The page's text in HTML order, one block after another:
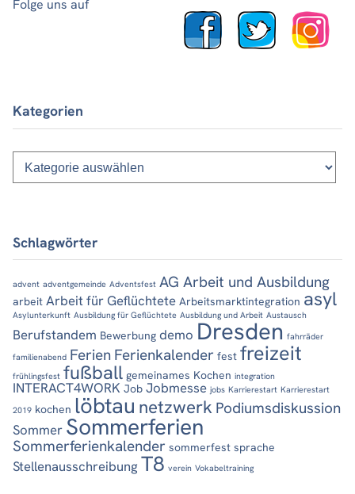
Folge uns auf
Kategorien
Kategorien
Schlagwörter
advent adventgemeinde Adventsfest AG Arbeit und Ausbildung
arbeit Arbeit für Geflüchtete Arbeitsmarktintegration asyl
Asylunterkunft Ausbildung für Geflüchtete Ausbildung und Arbeit Austausch
Berufstandem Bewerbung demo Dresden fahrräder
familienabend Ferien Ferienkalender fest freizeit
frühlingsfest fußball gemeinames Kochen integration
INTERACT4WORK Job Jobmesse jobs Karrierestart Karrierestart
2019 kochen löbtau netzwerk Podiumsdiskussion
Sommer Sommerferien
Sommerferienkalender sommerfest sprache
Stellenausschreibung T8 verein Vokabeltraining